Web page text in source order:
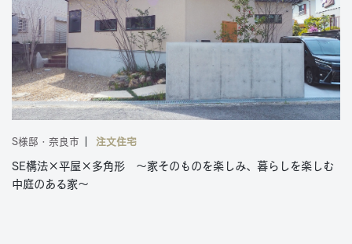
S様邸・奈良市 注文住宅
SE構法×平屋×多角形 ～家そのものを楽しみ、暮らしを楽しむ
中庭のある家～